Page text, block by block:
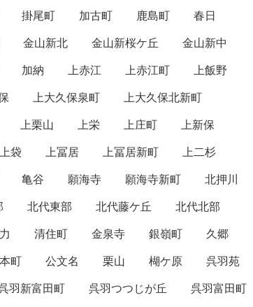
掛尾町 加古町 鹿島町
春日
金山新北 金山新桜ケ丘
金山新中
加納 上赤江 上赤江町
上飯野
上大久保泉町
上大久保北新町
上栗山 上栄 上庄町
上新保
上袋 上冨居 上冨居新町
上二杉
亀谷 願海寺 願海寺新町
北押川
北代東部 北代藤ケ丘
北代北部
清住町 金泉寺 銀嶺町
久郷
町 公文名 栗山 楜ケ原
呉羽苑
羽新富田町 呉羽つつじが丘
呉羽富田町